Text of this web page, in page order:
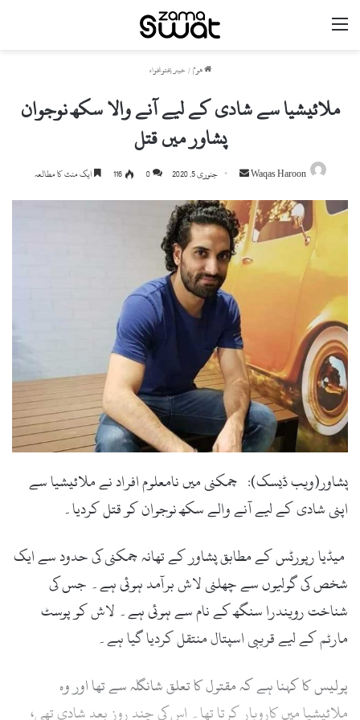
ھوم / خیبر پختونخواہ
ملائیشیا سے شادی کے لیے آنے والا سکھ نوجوان
پشاور میں قتل
Waqas Haroon
n
d
a
n
m
a
i
جنوری 5, 2020 0
116 ایک منٹ کا مطالعہ
پشاور(ویب ڈیسک): چمکنی میں نامعلوم افراد نے ملائیشیا سے
اپنی شادی کے لیے آنے والے سکھ نوجوان کو قتل کردیا۔
میڈیا رپورٹس کے مطابق پشاور کے تھانہ چمکنی کی حدود سے ایک
شخص کی گولیوں سے چھلنی لاش برآمد ہوئی ہے۔ جس کی
شناخت رویندرا سنگھ کے نام سے ہوئی ہے۔ لاش کو پوسٹ
مارٹم کے لیے قریبی اسپتال منتقل کردیا گیا ہے۔
پولیس کا کہنا ہے کہ مقتول کا تعلق شانگلہ سے تھا اور وہ
ملائیشیا میں کاروبار کرتا تھا۔ اس کی چند روز بعد شادی تھی،